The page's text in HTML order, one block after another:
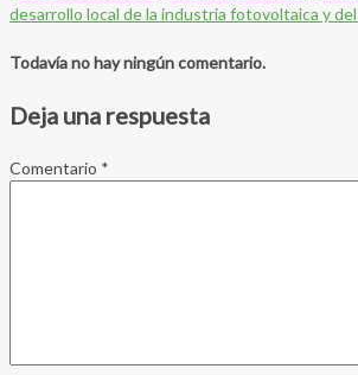
desarrollo local de la industria fotovoltaica y
Todavía no hay ningún comentario.
Deja una respuesta
Comentario *